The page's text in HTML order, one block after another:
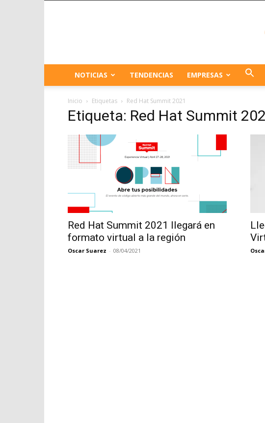
NOTICIAS TENDENCIAS EMPRESAS
Inicio Etiquetas Red Hat Summit 2021
Etiqueta: Red Hat Summit
Red Hat Summit 2021 llegará en
formato virtual a la región
Oscar Suarez - 08/04/2021